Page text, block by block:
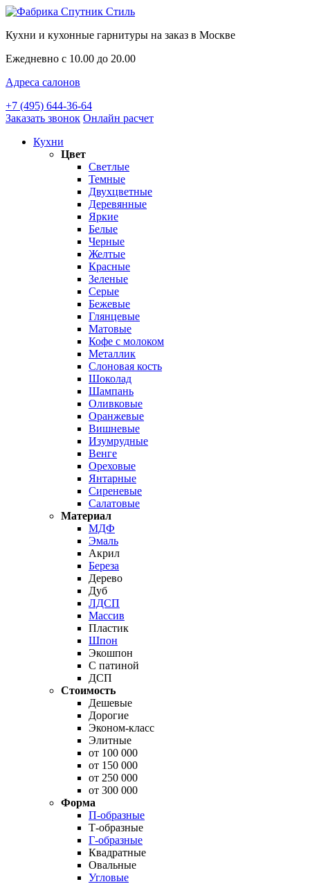
Кухни и кухонные гарнитуры на заказ в Москве
Ежедневно с 10.00 до 20.00
Адреса салонов
+7 (495) 644-36-64
Заказать звонок Онлайн расчет
Кухни
Цвет
Светлые
Темные
Двухцветные
Деревянные
Яркие
Белые
Черные
Желтые
Красные
Зеленые
Серые
Бежевые
Глянцевые
Матовые
Кофе с молоком
Металлик
Слоновая кость
Шоколад
Шампань
Оливковые
Оранжевые
Вишневые
Изумрудные
Венге
Ореховые
Янтарные
Сиреневые
Салатовые
Материал
МДФ
Эмаль
Акрил
Береза
Дерево
Дуб
ЛДСП
Массив
Пластик
Шпон
Экошпон
С патиной
ДСП
Стоимость
Дешевые
Дорогие
Эконом-класс
Элитные
от 100 000
от 150 000
от 250 000
от 300 000
Форма
П-образные
Т-образные
Г-образные
Квадратные
Овальные
Угловые